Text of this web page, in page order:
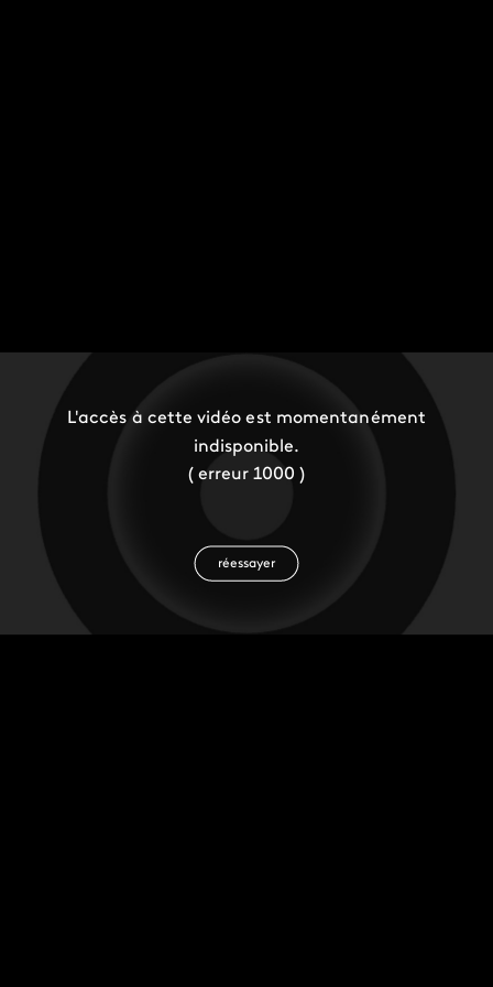
L'accès à cette vidéo est momentanément
indisponible.
( erreur 1000 )
réessayer